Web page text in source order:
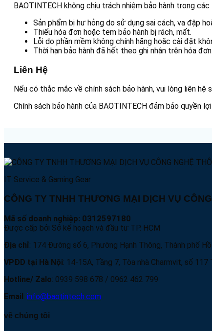
BAOTINTECH không chịu trách nhiệm bảo hành trong
Sản phẩm bị hư hỏng do sử dụng sai cách, va đập
Thiếu hóa đơn hoặc tem bảo hành bị rách, mất.
Lỗi do phần mềm không chính hãng hoặc cài đặt
Thời hạn bảo hành đã hết theo ghi nhận trên hóa đơn.
Liên Hệ
Nếu có thắc mắc về chính sách bảo hành, vui lòng liên
Chính sách bảo hành của BAOTINTECH đảm bảo quyền
IT Service & Gaming Gear
CÔNG TY TNHH THƯƠNG MẠI DỊCH VỤ
Mã số doanh nghiệp: 0312597180
Được cấp bởi Sở kế hoạch và đầu tư TP. HCM
Địa chỉ: 174 Đường số 6, Phường Hạnh Thông, Thành phố
VPĐD tại Hà Nội: 14-15A, Tầng 7, Tòa nhà Charmvit, số
Hotline/ Zalo: 0939 598 678 / 0962 462 799
Email: info@baotintech.com
về chúng tôi